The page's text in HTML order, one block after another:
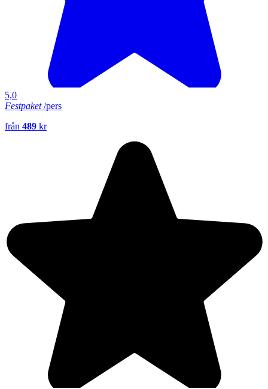
5,0
Festpaket/pers
från 489 kr